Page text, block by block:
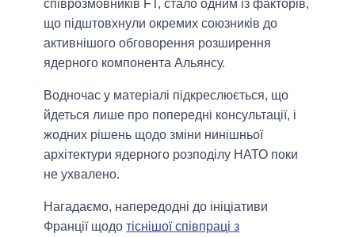
співрозмовників FT, стало одним із факторів,
що підштовхнули окремих союзників до
активнішого обговорення розширення
ядерного компонента Альянсу.
Водночас у матеріалі підкреслюється, що
йдеться лише про попередні консультації, і
жодних рішень щодо зміни нинішньої
архітектури ядерного розподілу НАТО поки
не ухвалено.
Нагадаємо, напередодні до ініціативи
Франції щодо тіснішої співпраці з